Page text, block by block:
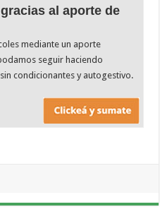
al aporte de
mediante un aporte
seguir haciendo
condicionantes y autogestivo.